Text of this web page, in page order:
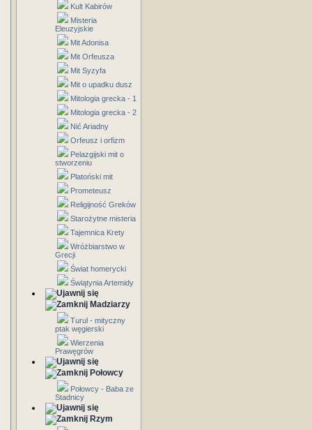
Kult Kabirów
Misteria
Eleuzyjskie
Mit Adonisa
Mit Orfeusza
Mit Syzyfa
Mit o upadku dusz
Mitologia grecka - 1
Mitologia grecka - 2
Nić Ariadny
Orfeusz i orfizm
Pelazgijski mit o
stworzeniu
Platoński mit
Prometeusz
Religijność Greków
Starożytne misteria
Tajemnica Krety
Wróżbiarstwo w
Grecji
Świat homerycki
Świątynia Artemidy
Madziarzy
Turul - mityczny
ptak węgierski
Wierzenia
Prawęgrów
Połowcy
Połowcy - Baba ze
Stadnicy
Rzym